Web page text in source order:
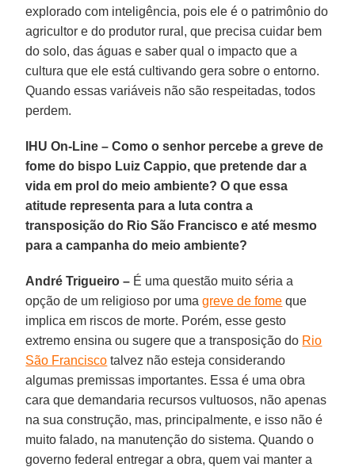
explorado com inteligência, pois ele é o patrimônio do
agricultor e do produtor rural, que precisa cuidar bem
do solo, das águas e saber qual o impacto que a
cultura que ele está cultivando gera sobre o entorno.
Quando essas variáveis não são respeitadas, todos
perdem.
IHU On-Line – Como o senhor percebe a greve de
fome do bispo Luiz Cappio, que pretende dar a
vida em prol do meio ambiente? O que essa
atitude representa para a luta contra a
transposição do Rio São Francisco e até mesmo
para a campanha do meio ambiente?
André Trigueiro – É uma questão muito séria a
opção de um religioso por umagreve de fome que
implica em riscos de morte. Porém, esse gesto
extremo ensina ou sugere que a transposição do Rio
São Francisco talvez não esteja considerando
algumas premissas importantes. Essa é uma obra
cara que demandaria recursos vultuosos, não apenas
na sua construção, mas, principalmente, e isso não é
muito falado, na manutenção do sistema. Quando o
governo federal entregar a obra, quem vai manter a